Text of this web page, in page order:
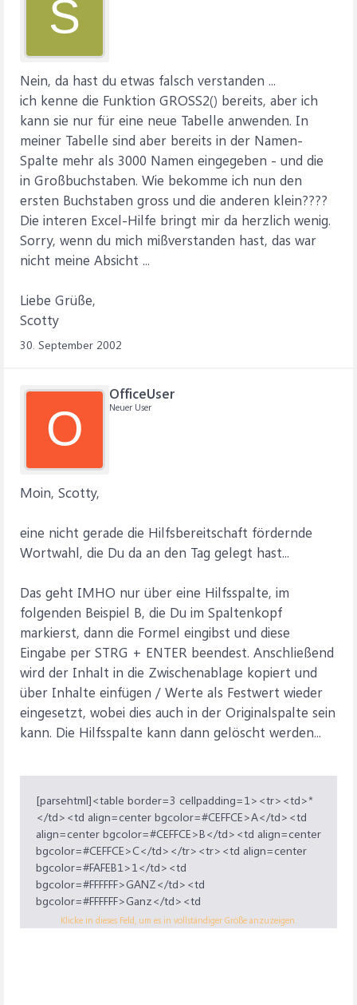
S
Nein, da hast du etwas falsch verstanden ...
ich kenne die Funktion GROSS2() bereits, aber ich
kann sie nur für eine neue Tabelle anwenden. In
meiner Tabelle sind aber bereits in der Namen-
Spalte mehr als 3000 Namen eingegeben - und die
in Großbuchstaben. Wie bekomme ich nun den
ersten Buchstaben gross und die anderen klein????
Die interen Excel-Hilfe bringt mir da herzlich wenig.
Sorry, wenn du mich mißverstanden hast, das war
nicht meine Absicht ...
Liebe Grüße,
Scotty
30. September 2002
O
OfficeUser
Neuer User
Moin, Scotty,
eine nicht gerade die Hilfsbereitschaft fördernde
Wortwahl, die Du da an den Tag gelegt hast...
Das geht IMHO nur über eine Hilfsspalte, im
folgenden Beispiel B, die Du im Spaltenkopf
markierst, dann die Formel eingibst und diese
Eingabe per STRG + ENTER beendest. Anschließend
wird der Inhalt in die Zwischenablage kopiert und
über Inhalte einfügen / Werte als Festwert wieder
eingesetzt, wobei dies auch in der Originalspalte sein
kann. Die Hilfsspalte kann dann gelöscht werden...
[parsehtml]<table border=3 cellpadding=1><tr><td>*
</td><td align=center bgcolor=#CEFFCE>A</td><td
align=center bgcolor=#CEFFCE>B</td><td align=center
bgcolor=#CEFFCE>C</td></tr><tr><td align=center
bgcolor=#FAFEB1>1</td><td
bgcolor=#FFFFFF>GANZ</td><td
bgcolor=#FFFFFF>Ganz</td><td
bgcolor=#FFFFFF>Ganz</td></tr><tr><td align=center
Klicke in dieses Feld, um es in vollständiger Größe anzuzeigen.